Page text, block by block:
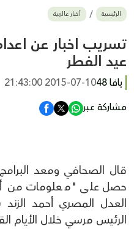
بيع وشراء
أخبار القدس
وفيات
المزيد
الرئيسية أخبار عالمية
تسريب اخبار عن
عيد الفطر
يافا 48
2015-07-10 21:43:00
مشاركة عبر
قال الصحافي ومعد البرامج
حصل على "معلومات من
العدل المصري أحمد الزند
الرئيس مرسي خلال الأيام